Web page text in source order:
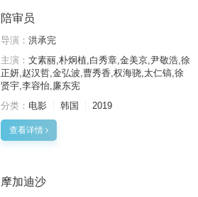
陪审员
导演： 洪承完
主演： 文素丽,朴炯植,白秀章,金美京,尹敬浩,徐
正妍,赵汉哲,金弘波,曹秀香,权海骁,太仁镐,徐
贤宇,李容怡,廉东宪
分类： 电影 韩国 2019
查看详情
摩加迪沙